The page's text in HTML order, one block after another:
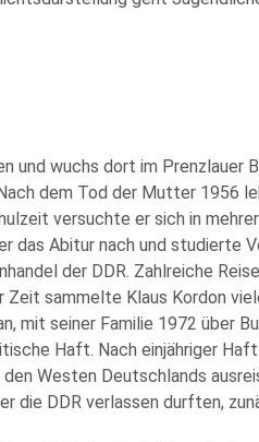
und wuchs dort im Prenzlauer
dem Tod der Mutter 1956
versuchte er sich in
das Abitur nach und studierte
der DDR. Zahlreiche
Zeit sammelte Klaus Kordon
mit seiner Familie 1972 über
Haft. Nach einjähriger
Westen Deutschlands
die DDR verlassen durften,